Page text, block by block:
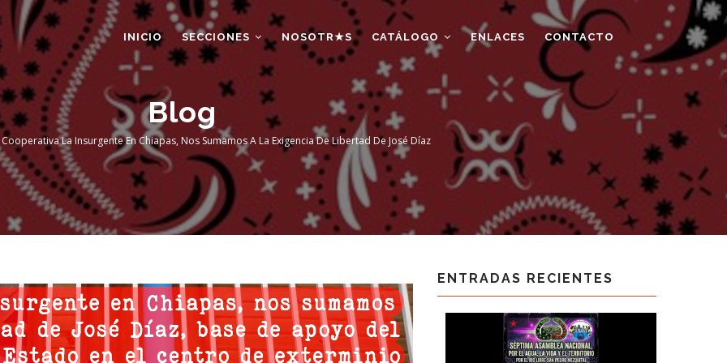
INICIO SECCIONES NOSOTR★S CATÁLOGO ENLACES CONTACTO
Blog
La Insurgente En Chiapas, Nos Sumamos A La Exigencia De Libertad De José Díaz
ENTRADAS RECIENTES